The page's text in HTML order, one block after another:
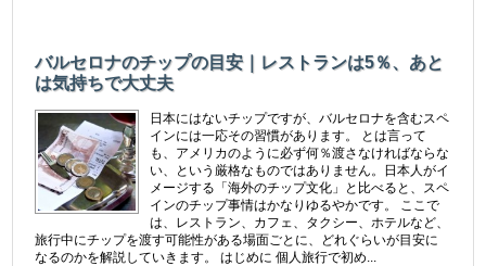
バルセロナのチップの目安｜レストランは5％、あと
は気持ちで大丈夫
日本にはないチップですが、バルセロナを含むスペ
インには一応その習慣があります。 とは言って
も、アメリカのように必ず何％渡さなければならな
い、という厳格なものではありません。日本人がイ
メージする「海外のチップ文化」と比べると、スペ
インのチップ事情はかなりゆるやかです。 ここで
は、レストラン、カフェ、タクシー、ホテルなど、
旅行中にチップを渡す可能性がある場面ごとに、どれぐらいが目安に
なるのかを解説していきます。 はじめに 個人旅行で初め...